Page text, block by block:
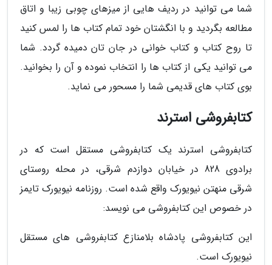
شما می توانید در ردیف هایی از میزهای چوبی زیبا و اتاق
مطالعه بگردید و با انگشتان خود تمام کتاب ها را لمس کنید
تا روح کتاب و کتاب خوانی در جان تان دمیده گردد. شما
می توانید یکی از کتاب ها را انتخاب نموده و آن را بخوانید.
بوی کتاب های قدیمی شما را مسحور می نماید.
کتابفروشی استرند
کتابفروشی استرند یک کتابفروشی مستقل است که در
برادوی 828 در خیابان دوازدم شرقی، در محله روستای
شرقی منهتن نیویورک واقع شده است. روزنامه نیویورک تایمز
در خصوص این کتابفروشی می نویسد:
این کتابفروشی پادشاه بلامنازع کتابفروشی های مستقل
نیویورک است.